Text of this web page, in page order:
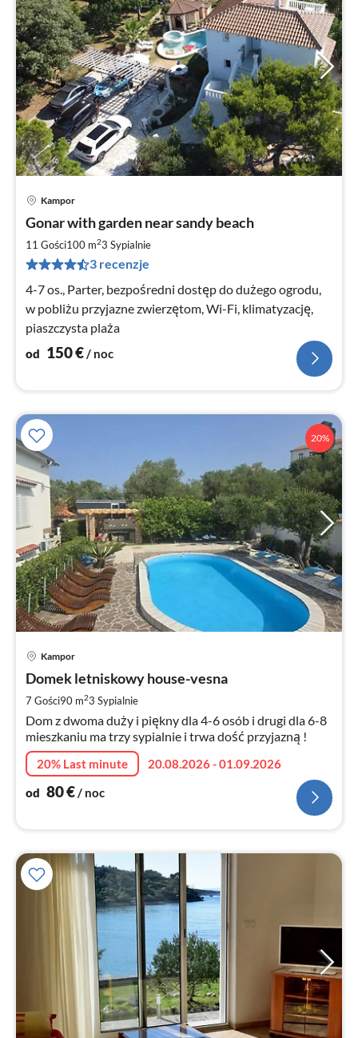
Kampor
Gonar with garden near sandy beach
11 Gości100 m23 Sypialnie
3 recenzje
4-7 os., Parter, bezpośredni dostęp do dużego ogrodu,
w pobliżu przyjazne zwierzętom, Wi-Fi, klimatyzację,
piaszczysta plaża
od 150€/ noc
20%
Kampor
Domek letniskowy house-vesna
7 Gości90 m23 Sypialnie
Dom z dwoma duży i piękny dla 4-6 osób i drugi dla 6-8
mieszkaniu ma trzy sypialnie i trwa dość przyjazną !
20% Last minute
20.08.2026 - 01.09.2026
od 80€/ noc